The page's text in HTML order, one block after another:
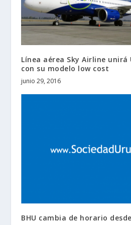
Línea aérea Sky Airline unirá
con su modelo low cost
junio 29, 2016
BHU cambia de horario